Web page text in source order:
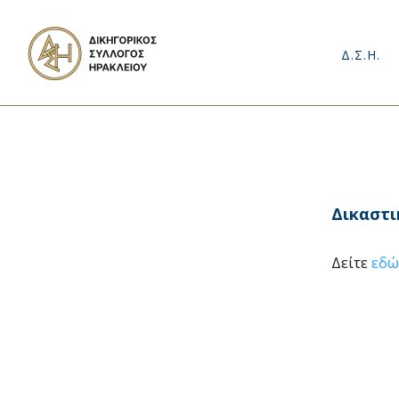
Δ.Σ.Η.
Δείτεεδώ